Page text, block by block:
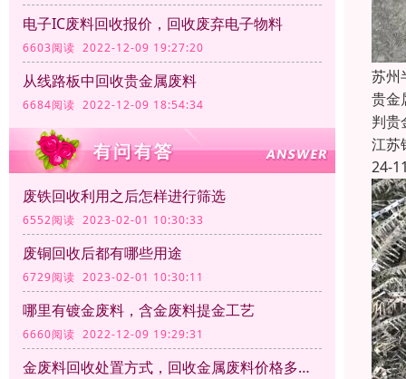
电子IC废料回收报价，回收废弃电子物料
6603阅读 2022-12-09 19:27:20
从线路板中回收贵金属废料
6684阅读 2022-12-09 18:54:34
废铁回收利用之后怎样进行筛选
6552阅读 2023-02-01 10:30:33
废铜回收后都有哪些用途
6729阅读 2023-02-01 10:30:11
哪里有镀金废料，含金废料提金工艺
6660阅读 2022-12-09 19:29:31
金废料回收处置方式，回收金属废料价格多少钱一公斤？
苏州
贵金
判贵
江苏
24-